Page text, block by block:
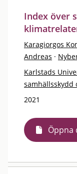
Index över
Karagiorgos
Andreas ·
Karlstads
samhällsskydd
2021
Öppna